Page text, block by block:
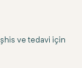
ve tedavi için